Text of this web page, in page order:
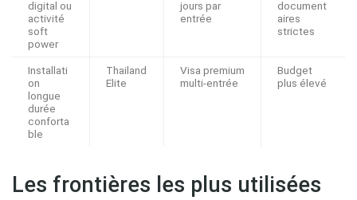
digital ou
activité
soft
power
jours par
entrée
document
aires
strictes
Installati
on
longue
durée
conforta
ble
Thailand
Elite
Visa premium
multi-entrée
Budget
plus élevé
Les frontières les plus utilisées